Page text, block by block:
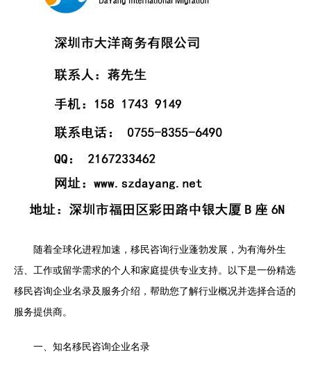
随着全球化进程加速，移民咨询行业蓬勃发展，为有海外生
活、工作或留学需求的个人和家庭提供专业支持。以下是一份精选
移民咨询企业名录及服务介绍，帮助您了解行业概况并选择合适的
服务提供商。
一、知名移民咨询企业名录